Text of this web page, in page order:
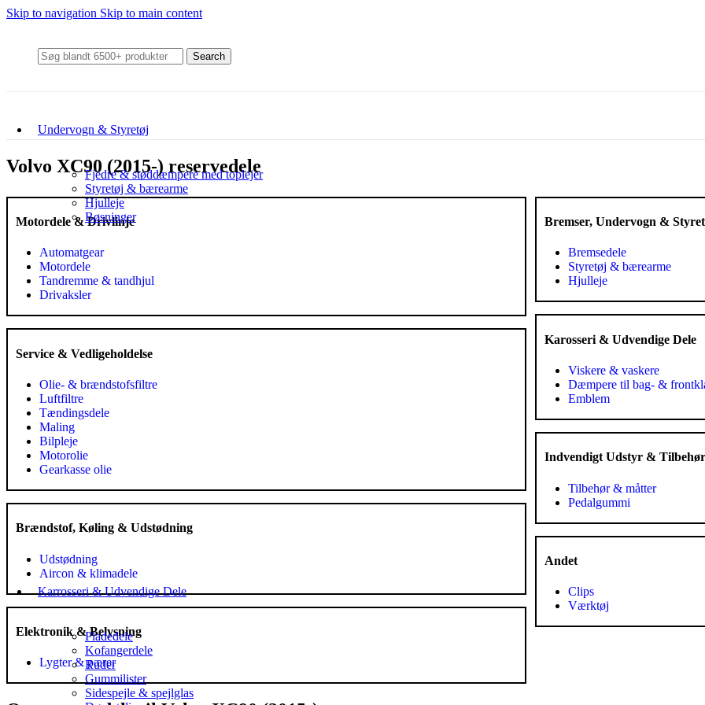
Skip to navigation Skip to main content
Search
Undervogn & Styretøj
Fjedre & støddæmpere med toplejer
Styretøj & bærearme
Hjulleje
Bøsninger
Karrosseri & Udvendige Dele
Pladedele
Kofangerdele
Ruder
Gummilister
Sidespejle & spejlglas
Volvo XC90 (2015-) reservedele
Motordele & Drivlinje
Automatgear
Motordele
Tandremme & tandhjul
Drivaksler
Service & Vedligeholdelse
Olie- & brændstofsfiltre
Luftfiltre
Tændingsdele
Maling
Bilpleje
Motorolie
Gearkasse olie
Brændstof, Køling & Udstødning
Udstødning
Aircon & klimadele
Elektronik & Belysning
Lygter & pærer
Bremser, Undervogn &
Bremsedele
Styretøj & bærearme
Hjulleje
Karosseri & Udvendige Dele
Viskere & vaskere
Dæmpere til bag- &
Emblem
Indvendigt Udstyr & Tilbehør
Tilbehør & måtter
Pedalgummi
Andet
Clips
Værktøj